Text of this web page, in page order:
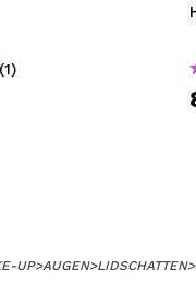
(1)
UP>AUGEN>LIDSCHATTEN>